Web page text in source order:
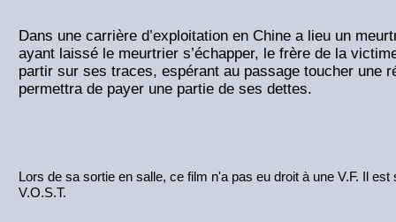
Dans une carrière d’exploitation en Chine a lieu un
ayant laissé le meurtrier s’échapper, le frère de la
partir sur ses traces, espérant au passage toucher une
permettra de payer une partie de ses dettes.
Lors de sa sortie en salle, ce film n'a pas eu droit à une V.F. Il est
V.O.S.T.